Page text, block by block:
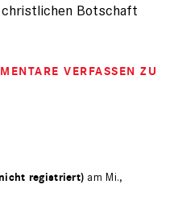
Botschaft
VERFASSEN ZU
registriert) am Mi.,